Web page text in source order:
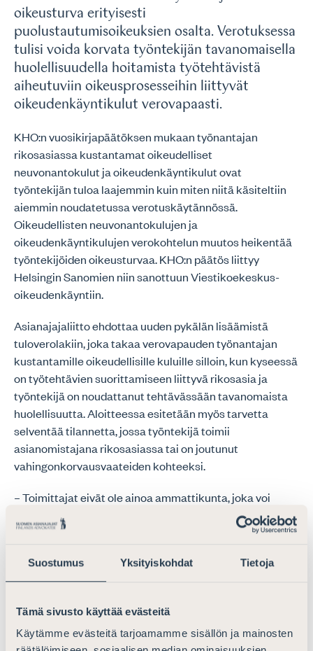
Suostumus Yksityiskohdat Tietoja
Tämä sivusto käyttää evästeitä
Käytämme evästeitä tarjoamamme sisällön ja mainosten
oikeusturva erityisesti
puolustautumisoikeuksien osalta. Verotuksessa
tulisi voida korvata työntekijän tavanomaisella
huolellisuudella hoitamista työtehtävistä
aiheutuviin oikeusprosesseihin liittyvät
oikeudenkäyntikulut verovapaasti.
KHO:n vuosikirjapäätöksen mukaan työnantajan
rikosasiassa kustantamat oikeudelliset
neuvonantokulut ja oikeudenkäyntikulut ovat
työntekijän tuloa laajemmin kuin miten niitä käsiteltiin
aiemmin noudatetussa verotuskäytännössä.
Oikeudellisten neuvonantokulujen ja
oikeudenkäyntikulujen verokohtelun muutos heikentää
työntekijöiden oikeusturvaa. KHO:n päätös liittyy
Helsingin Sanomien niin sanottuun Viestikoekeskus-
oikeudenkäyntiin.
Asianajajaliitto ehdottaa uuden pykälän lisäämistä
tuloverolakiin, joka takaa verovapauden työnantajan
kustantamille oikeudellisille kuluille silloin, kun kyseessä
on työtehtävien suorittamiseen liittyvä rikosasia ja
työntekijä on noudattanut tehtävässään tavanomaista
huolellisuutta. Aloitteessa esitetään myös tarvetta
selventää tilannetta, jossa työntekijä toimii
asianomistajana rikosasiassa tai on joutunut
vahingonkorvausvaateiden kohteeksi.
– Toimittajat eivät ole ainoa ammattikunta, joka voi
joutua rikos- tai vahingonkorvausasian vastaajaksi
työtehtävissä, joissa on noudatettu huolellisesti
kyseeseen voi tulla esitutkinta, syyte tai
vahingonkorvausvaade hoitovirheeseen liittyvästä
tätä ei välttämättä voi ennakoida. Tästä huolimatta jo
esitutkintavaiheeseen tai vaatimuksiin vastaamiseen